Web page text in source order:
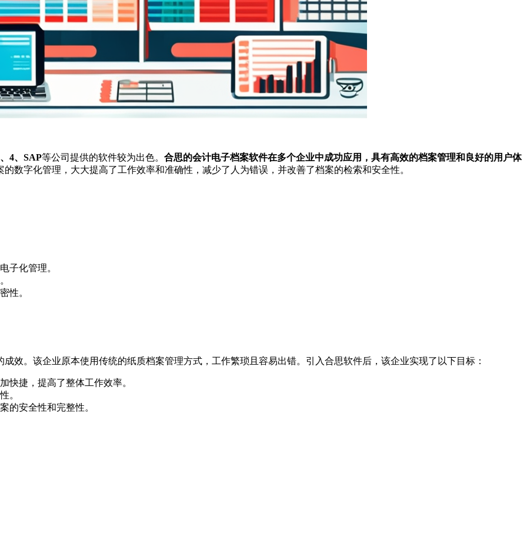
4、SAP等公司提供的软件较为出色。 合思的会计电子档案软件在多个企业中成功应用，具有高效的档案管理和良好的用户体
数字化管理，大大提高了工作效率和准确性，减少了人为错误，并改善了档案的检索和安全性。
子化管理。
性。
效。该企业原本使用传统的纸质档案管理方式，工作繁琐且容易出错。引入合思软件后，该企业实现了以下目标：
快捷，提高了整体工作效率。
。
的安全性和完整性。